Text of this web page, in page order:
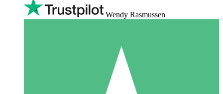
Wendy Rasmussen